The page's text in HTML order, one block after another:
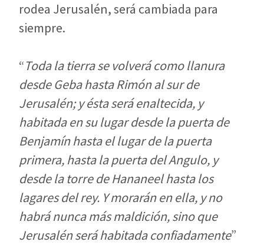
rodea Jerusalén, será cambiada para
siempre.
“Toda la tierra se volverá como llanura
desde Geba hasta Rimón al sur de
Jerusalén; y ésta será enaltecida, y
habitada en su lugar desde la puerta de
Benjamín hasta el lugar de la puerta
primera, hasta la puerta del Angulo, y
desde la torre de Hananeel hasta los
lagares del rey. Y morarán en ella, y no
habrá nunca más maldición, sino que
Jerusalén será habitada confiadamente”